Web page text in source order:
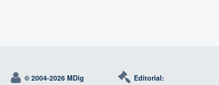
© 2004-2026 MDig
Editorial: